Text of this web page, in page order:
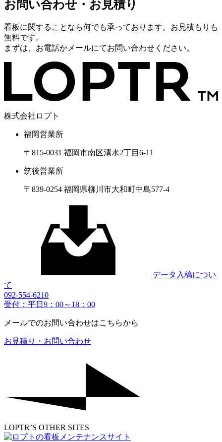
お問い合わせ・お見積り
看板に関することなら何でも承っております。お見積もりも
無料です。
まずは、お電話かメールにてお問い合わせください。
株式会社ロプト
福岡営業所
〒815-0031 福岡市南区清水2丁目6-11
筑後営業所
〒839-0254 福岡県柳川市大和町中島577-4
データ入稿につい
て
092-554-6210
受付：平日9：00～18：00
メールでのお問い合わせはこちらから
お見積り・お問い合わせ
LOPTR’S OTHER SITES